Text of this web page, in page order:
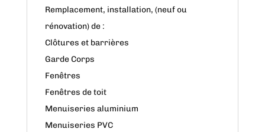
Remplacement, installation, (neuf ou
rénovation) de :
Clôtures et barrières
Garde Corps
Fenêtres
Fenêtres de toit
Menuiseries aluminium
Menuiseries PVC